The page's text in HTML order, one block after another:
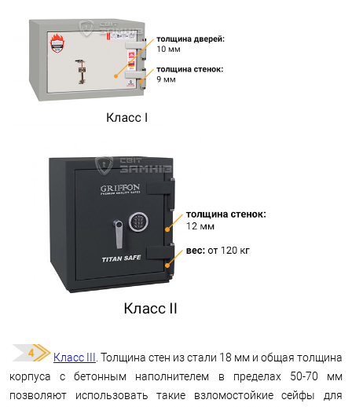
Класс III . Толщина стен из стали 18 мм и общая толщина
корпуса с бетонным наполнителем в пределах 50-70 мм
позволяют использовать такие взломостойкие сейфы для